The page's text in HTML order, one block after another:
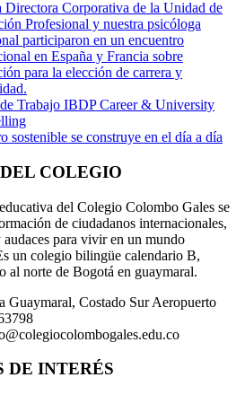
Directora Corporativa de la Unidad de
Profesional y nuestra psicóloga
participaron en un encuentro
en España y Francia sobre
para la elección de carrera y
Trabajo IBDP Career & University
sostenible se construye en el día a día
COLEGIO
del Colegio Colombo Gales se
de ciudadanos internacionales,
audaces para vivir en un mundo
un colegio bilingüe calendario B,
al norte de Bogotá en guaymaral.
Guaymaral, Costado Sur Aeropuerto
DE INTERÉS